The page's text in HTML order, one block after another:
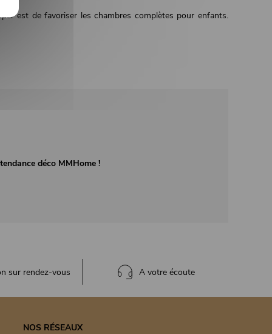
est de favoriser les chambres complètes pour enfants.
déco MMHome !
sur rendez-vous A votre écoute
NOS RÉSEAUX